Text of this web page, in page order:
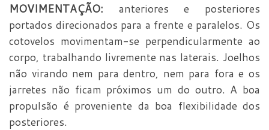
MOVIMENTAÇÃO: anteriores e posteriores
portados direcionados para a frente e paralelos. Os
cotovelos movimentam-se perpendicularmente ao
corpo, trabalhando livremente nas laterais. Joelhos
não virando nem para dentro, nem para fora e os
jarretes não ficam próximos um do outro. A boa
propulsão é proveniente da boa flexibilidade dos
posteriores.